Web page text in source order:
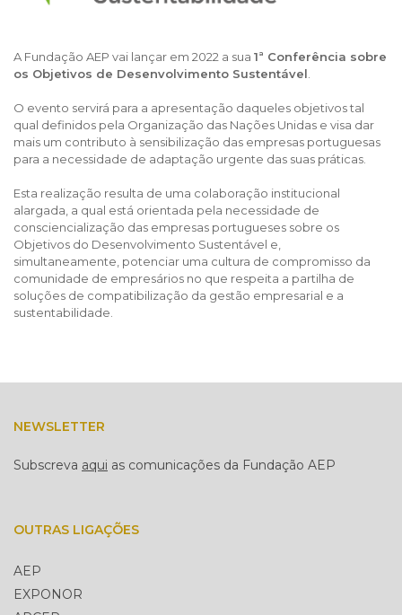
A Fundação AEP vai lançar em 2022 a sua 1ª Conferência sobre
os Objetivos de Desenvolvimento Sustentável
O evento servirá para a apresentação daqueles objetivos tal
qual definidos pela Organização das Nações Unidas e visa dar
mais um contributo à sensibilização das empresas portuguesas
para a necessidade de adaptação urgente das suas práticas.
Esta realização resulta de uma colaboração institucional
alargada, a qual está orientada pela necessidade de
consciencialização das empresas portugueses sobre os
Objetivos do Desenvolvimento Sustentável e,
simultaneamente, potenciar uma cultura de compromisso da
comunidade de empresários no que respeita a partilha de
soluções de compatibilização da gestão empresarial e a
sustentabilidade.
NEWSLETTER
Subscreva aqui as comunicações da Fundação AEP
OUTRAS LIGAÇÕES
AEP
EXPONOR